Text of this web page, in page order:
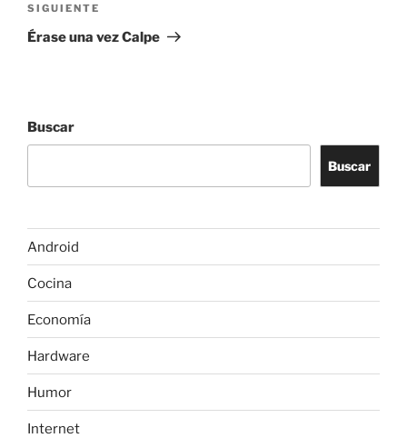
Siguiente
entrada
SIGUIENTE
Érase una vez Calpe
Buscar
Buscar
Android
Cocina
Economía
Hardware
Humor
Internet